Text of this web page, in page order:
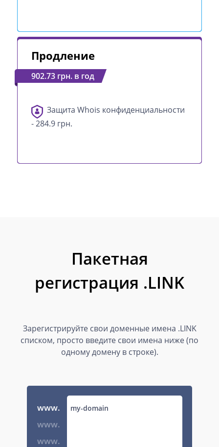
Продление
902.73 грн. в год
Защита Whois конфиденциальности
- 284.9 грн.
Пакетная
регистрация .LINK
Зарегистрируйте свои доменные имена .LINK
списком, просто введите свои имена ниже (по
одному домену в строке).
www.
www.
www.